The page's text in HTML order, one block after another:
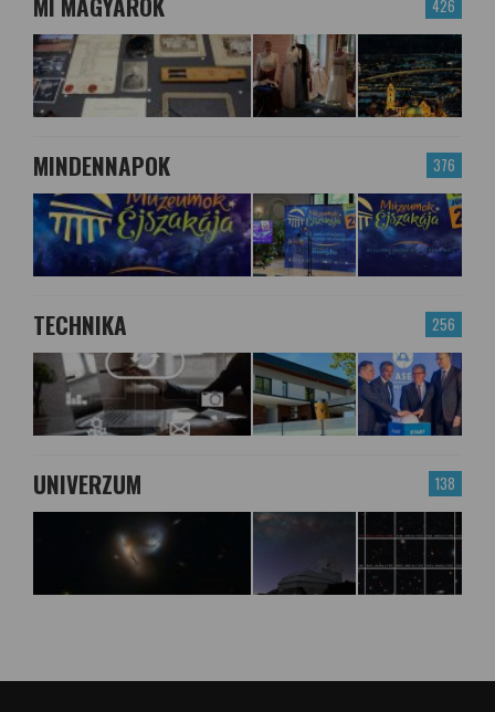
426
376
MINDENNAPOK
256
TECHNIKA
138
UNIVERZUM